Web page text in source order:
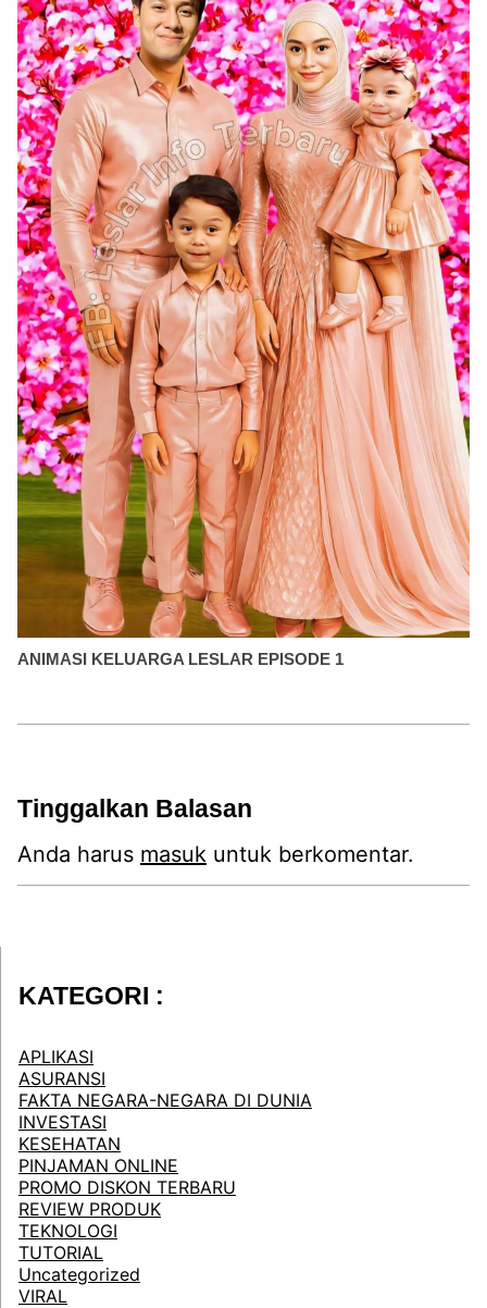
ANIMASI KELUARGA LESLAR EPISODE 1
Tinggalkan Balasan
Anda harus masuk untuk berkomentar.
KATEGORI :
APLIKASI
ASURANSI
FAKTA NEGARA-NEGARA DI DUNIA
INVESTASI
KESEHATAN
PINJAMAN ONLINE
PROMO DISKON TERBARU
REVIEW PRODUK
TEKNOLOGI
TUTORIAL
Uncategorized
VIRAL